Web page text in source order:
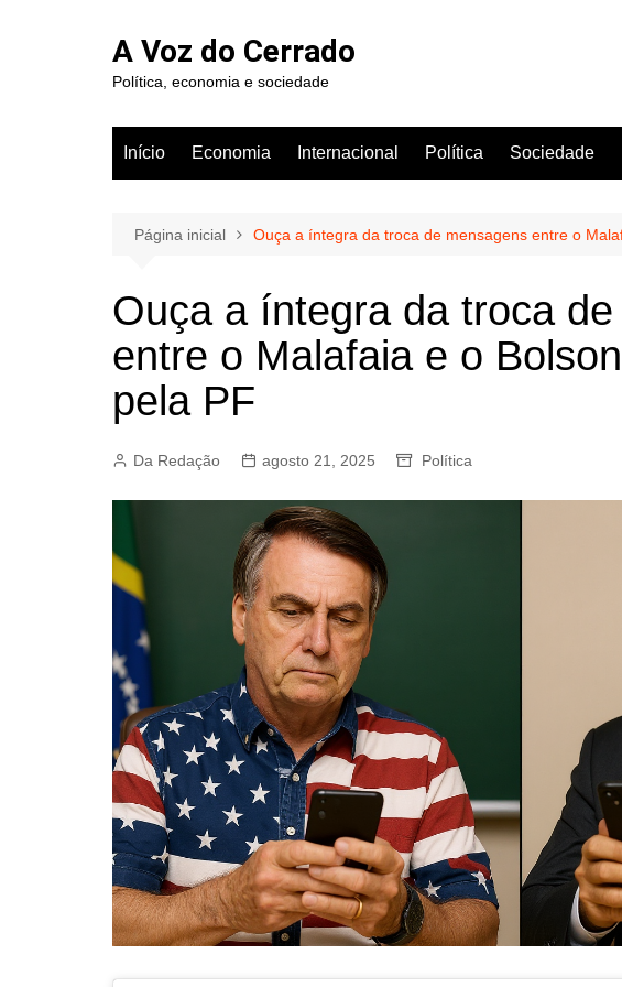
A Voz do Cerrado
Política, economia e sociedade
Início Economia Internacional Política Sociedade
Página inicial Ouça a íntegra da troca de mensagens entre o
Ouça a íntegra da troca
entre o Malafaia e o
pela PF
Da Redação agosto 21, 2025 Política